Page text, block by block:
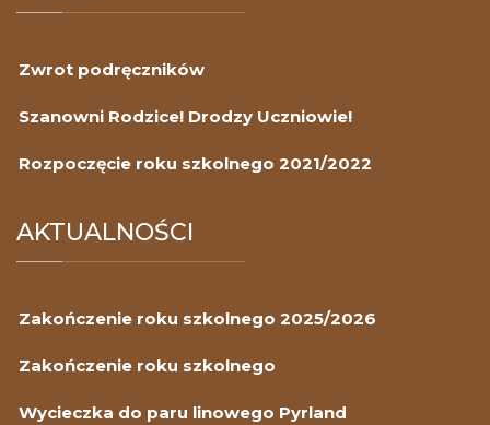
Zwrot podręczników
Szanowni Rodzice! Drodzy Uczniowie!
Rozpoczęcie roku szkolnego 2021/2022
AKTUALNOŚCI
Zakończenie roku szkolnego 2025/2026
Zakończenie roku szkolnego
Wycieczka do paru linowego Pyrland